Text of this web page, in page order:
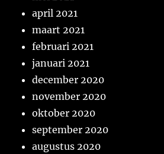
april 2021
maart 2021
februari 2021
januari 2021
december 2020
november 2020
oktober 2020
september 2020
augustus 2020